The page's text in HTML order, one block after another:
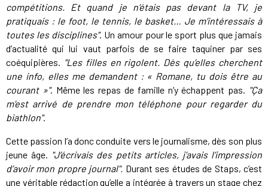
compétitions. Et quand je n’étais pas devant la TV, je
pratiquais : le foot, le tennis, le basket… Je m’intéressais à
toutes les disciplines". Un amour pour le sport plus que jamais
d’actualité qui lui vaut parfois de se faire taquiner par ses
coéquipières. "Les filles en rigolent. Dès qu’elles cherchent
une info, elles me demandent : « Romane, tu dois être au
courant »". Même les repas de famille n’y échappent pas. "Ça
m’est arrivé de prendre mon téléphone pour regarder du
biathlon".
Cette passion l’a donc conduite vers le journalisme, dès son plus
jeune âge. "J’écrivais des petits articles, j’avais l’impression
d’avoir mon propre journal". Durant ses études de Staps, c’est
une véritable rédaction qu’elle a intégrée à travers un stage chez